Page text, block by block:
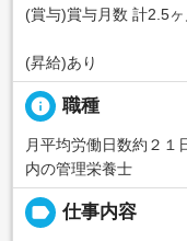
(賞与)賞与月数 計2.5ヶ
(昇給)あり
info 職種
月平均労働日数約２１
内の管理栄養士
label 仕事内容